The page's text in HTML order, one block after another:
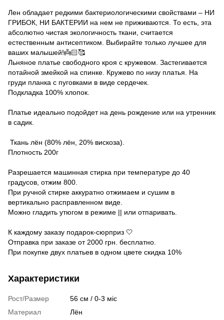
Лен обладает редкими бактериологическими свойствами – НИ
ГРИБОК, НИ БАКТЕРИИ на нем не приживаются. То есть, эта
абсолютно чистая экологичность ткани, считается
естественным антисептиком. Выбирайте только лучшее для
ваших малышей!👼🏻🥰
Льняное платье свободного кроя с кружевом. Застегивается
потайной змейкой на спинке. Кружево по низу платья. На
груди планка с пуговками в виде сердечек.
Подкладка 100% хлопок.
Платье идеально подойдет на день рождение или на утренник
в садик.
Ткань лён (80% лён, 20% вискоза).
Плотность 200г
Разрешается машинная стирка при температуре до 40
градусов, отжим 800.
При ручной стирке аккуратно отжимаем и сушим в
вертикально расправленном виде.
Можно гладить утюгом в режиме || или отпаривать.
К каждому заказу подарок-сюрприз 🤍
Отправка при заказе от 2000 грн. бесплатно.
При покупке двух платьев в одном цвете скидка 10%
Характеристики
Рост/Размер
56 см / 0-3 міс
Материал
Лён